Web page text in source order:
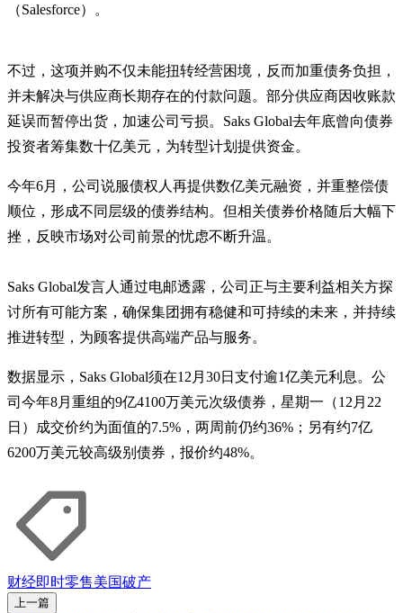
（Salesforce）。
不过，这项并购不仅未能扭转经营困境，反而加重债务负担，
并未解决与供应商长期存在的付款问题。部分供应商因收账款
延误而暂停出货，加速公司亏损。Saks Global去年底曾向债券
投资者筹集数十亿美元，为转型计划提供资金。
今年6月，公司说服债权人再提供数亿美元融资，并重整偿债
顺位，形成不同层级的债券结构。但相关债券价格随后大幅下
挫，反映市场对公司前景的忧虑不断升温。
Saks Global发言人通过电邮透露，公司正与主要利益相关方探
讨所有可能方案，确保集团拥有稳健和可持续的未来，并持续
推进转型，为顾客提供高端产品与服务。
数据显示，Saks Global须在12月30日支付逾1亿美元利息。公
司今年8月重组的9亿4100万美元次级债券，星期一（12月22
日）成交价约为面值的7.5%，两周前仍约36%；另有约7亿
6200万美元较高级别债券，报价约48%。
财经即时零售美国破产
上一篇